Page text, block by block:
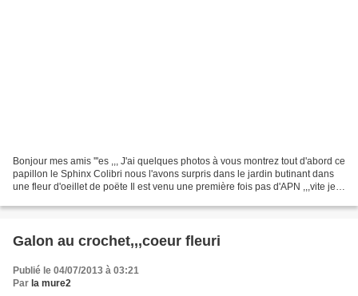
Bonjour mes amis '''es ,,, J'ai quelques photos à vous montrez tout d'abord ce
papillon le Sphinx Colibri nous l'avons surpris dans le jardin butinant dans
une fleur d'oeillet de poëte Il est venu une première fois pas d'APN ,,,vite je
Galon au crochet,,,coeur fleuri
Publié le 04/07/2013 à 03:21
Par la mure2